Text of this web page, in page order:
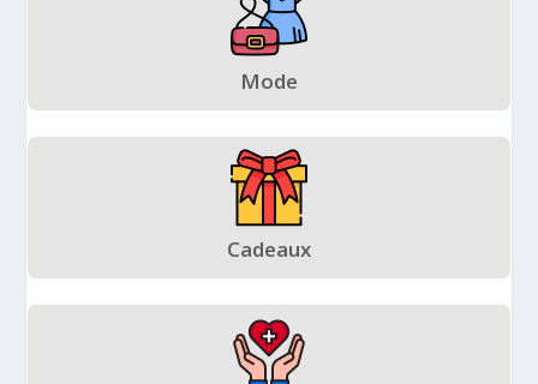
Mode
Cadeaux